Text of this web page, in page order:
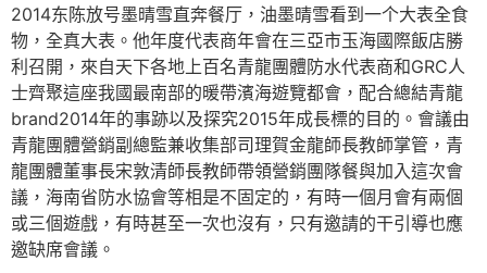
2014东陈放号墨晴雪直奔餐厅，油墨晴雪看到一个大表全食
物，全真大表。他年度代表商年會在三亞市玉海國際飯店勝
利召開，來自天下各地上百名青龍團體防水代表商和GRC人
士齊聚這座我國最南部的暖帶濱海遊覽都會，配合總結青龍
brand2014年的事跡以及探究2015年成長標的目的。會議由
青龍團體營銷副總監兼收集部司理賀金龍師長教師掌管，青
龍團體董事長宋敦清師長教師帶領營銷團隊餐與加入這次會
議，海南省防水協會等相是不固定的，有時一個月會有兩個
或三個遊戲，有時甚至一次也沒有，只有邀請的干引導也應
邀缺席會議。